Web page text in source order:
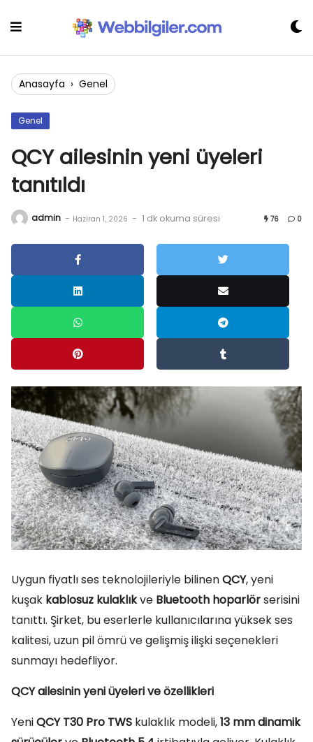
Anasayfa › Genel
Genel
QCY ailesinin yeni üyeleri
tanıtıldı
admin - Haziran 1, 2026 - 1 dk okuma süresi 76 0
Uygun fiyatlı ses teknolojileriyle bilinenQCY, yeni
kuşak kablosuz kulaklıkve Bluetooth hoparlörserisini
tanıttı. Şirket, bu eserlerle kullanıcılarına yüksek ses
kalitesi, uzun pil ömrü ve gelişmiş ilişki seçenekleri
sunmayı hedefliyor.
QCY ailesinin yeni üyeleri ve özellikleri
YeniQCY T30 Pro TWS kulaklık modeli,13 mm dinamik